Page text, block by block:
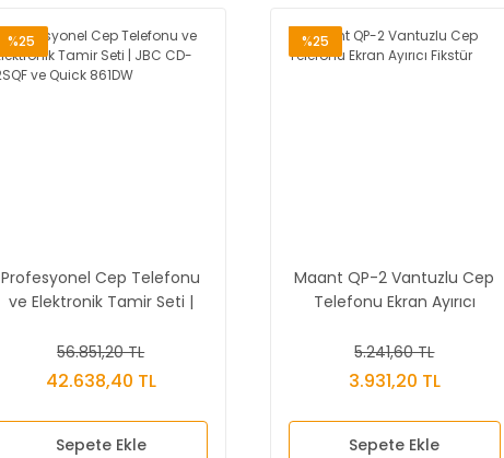
%25
Profesyonel Cep Telefonu
ve Elektronik Tamir Seti |
861DW
56.851,20 TL
42.638,40 TL
Sepete Ekle
%25
Maant QP-2 Vantuzlu Cep
Telefonu Ekran Ayırıcı
5.241,60 TL
3.931,20 TL
Sepete Ekle